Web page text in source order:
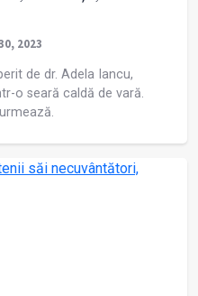
2023
de dr. Adela Iancu,
o seară caldă de vară.